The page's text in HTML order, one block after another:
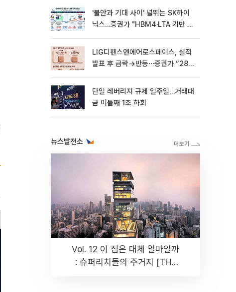
'불안과 기대 사이' 널뛰는 SK하이
닉스…증권가 "HBM4·LTA 기반 펀
LIG디펜스앤에어로스페이스, 실적
발표 후 급락→반등⋯증권가 “28년
단일 레버리지 규제 일주일…거래대
금 이틀째 1조 하회
뉴스발전소
Vol. 12 이 집은 대체 얼마일까
: 슈퍼리치들의 주거지 [THE